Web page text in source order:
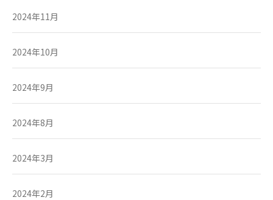
2024年11月
2024年10月
2024年9月
2024年8月
2024年3月
2024年2月